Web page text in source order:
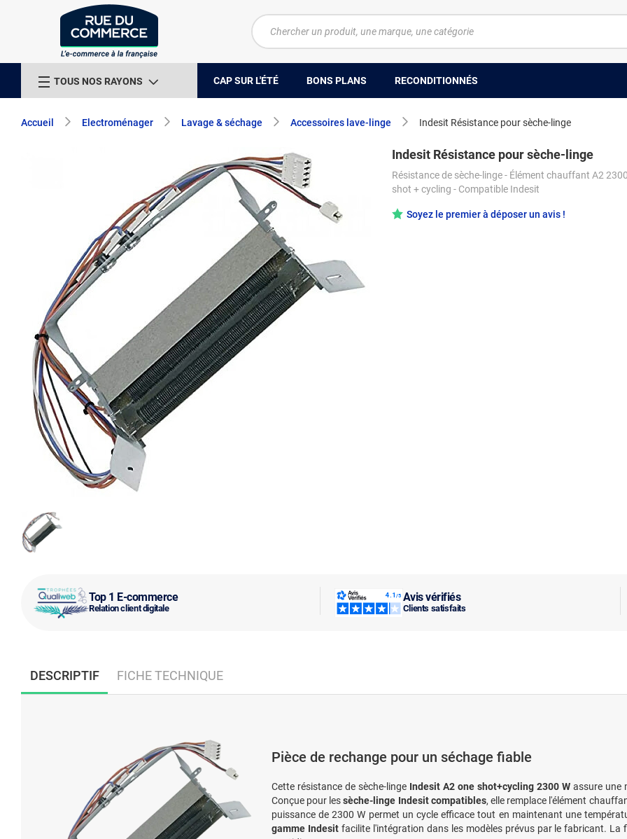
TOUS NOS RAYONS CAP SUR L'ÉTÉ BONS PLANS RECONDITIONNÉS
Accueil Electroménager Lavage & séchage Accessoires lave-linge Indesit Résistance pour sèche-linge
Top 1 E-commerce
Relation client digitale
Avis vérifiés
Clients satisfaits
Indesit Résistance pour sèche-linge
Résistance de sèche-linge - Élément chauffant A2
shot + cycling - Compatible Indesit
Soyez le premier à déposer un avis !
DESCRIPTIF FICHE TECHNIQUE
Pièce de rechange pour un séchage fiable
Cette résistance de sèche-linge Indesit A2 one shot+cycling 2300 Wassure une
Conçue pour lessèche-linge Indesit compatibles, elle remplace l'élément
puissance de 2300 W permet un cycle efficace tout en maintenant une
gamme Indesitfacilite l'intégration dans les modèles prévus par le fabricant.